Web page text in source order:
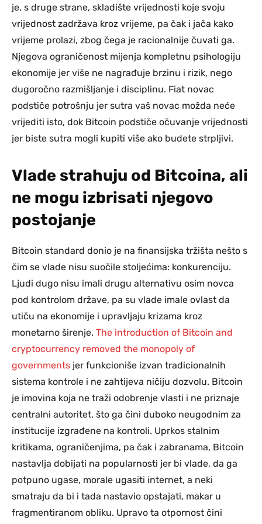
je, s druge strane, skladište vrijednosti koje svoju
vrijednost zadržava kroz vrijeme, pa čak i jača kako
vrijeme prolazi, zbog čega je racionalnije čuvati ga.
Njegova ograničenost mijenja kompletnu psihologiju
ekonomije jer više ne nagrađuje brzinu i rizik, nego
dugoročno razmišljanje i disciplinu. Fiat novac
podstiče potrošnju jer sutra vaš novac možda neće
vrijediti isto, dok Bitcoin podstiče očuvanje vrijednosti
jer biste sutra mogli kupiti više ako budete strpljivi.
Vlade strahuju od Bitcoina, ali
ne mogu izbrisati njegovo
postojanje
Bitcoin standard donio je na finansijska tržišta nešto s
čim se vlade nisu suočile stoljećima: konkurenciju.
Ljudi dugo nisu imali drugu alternativu osim novca
pod kontrolom države, pa su vlade imale ovlast da
utiču na ekonomije i upravljaju krizama kroz
monetarno širenje. The introduction of Bitcoin and
cryptocurrency removed the monopoly of
governments jer funkcioniše izvan tradicionalnih
sistema kontrole i ne zahtijeva ničiju dozvolu. Bitcoin
je imovina koja ne traži odobrenje vlasti i ne priznaje
centralni autoritet, što ga čini duboko neugodnim za
institucije izgrađene na kontroli. Uprkos stalnim
kritikama, ograničenjima, pa čak i zabranama, Bitcoin
nastavlja dobijati na popularnosti jer bi vlade, da ga
potpuno ugase, morale ugasiti internet, a neki
smatraju da bi i tada nastavio opstajati, makar u
fragmentiranom obliku. Upravo ta otpornost čini